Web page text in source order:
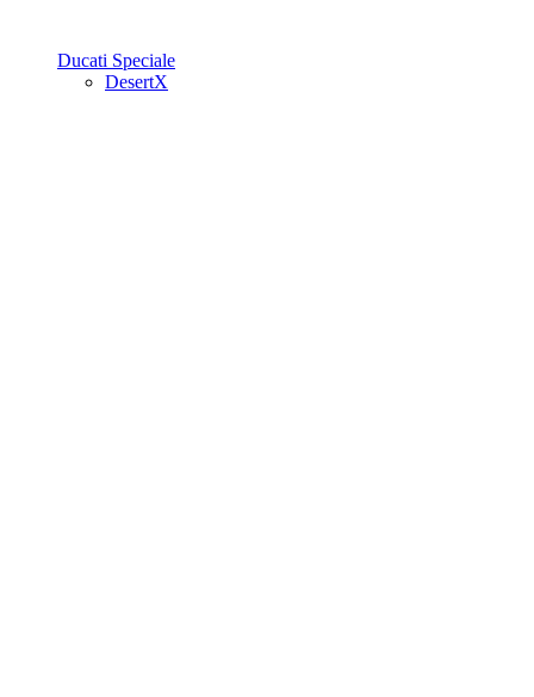
Ducati Speciale
DesertX